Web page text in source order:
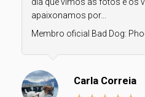
apaixonamos por...
Membro oficial Bad Dog:
Carla Correia